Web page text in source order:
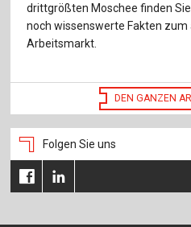
Verlag
drittgrößten Moschee finden
noch wissenswerte Fakten zum
Arbeitsmarkt.
DEN GANZEN
Folgen Sie uns